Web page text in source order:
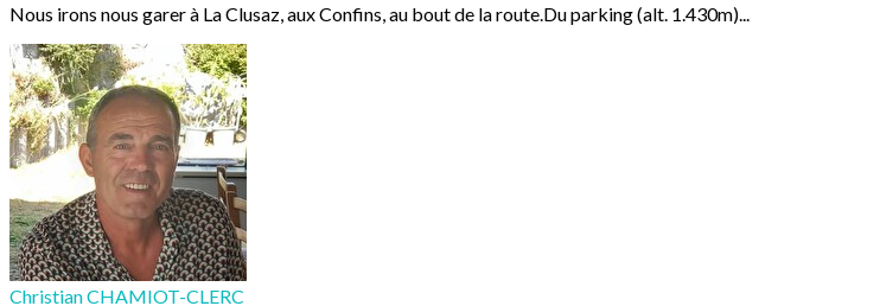
Nous irons nous garer à La Clusaz, aux Confins, au bout de la route.Du parking (alt. 1.430m)...
Christian CHAMIOT-CLERC